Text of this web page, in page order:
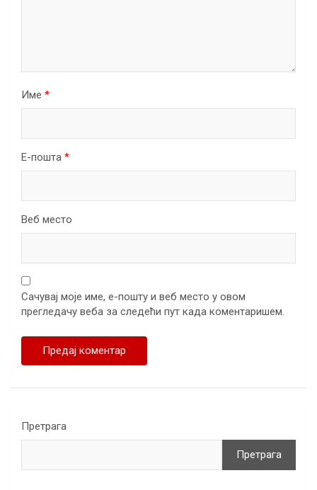
Име *
Е-пошта *
Веб место
Сачувај моје име, е-пошту и веб место у овом
прегледачу веба за следећи пут када коментаришем.
Претрага
Претрага